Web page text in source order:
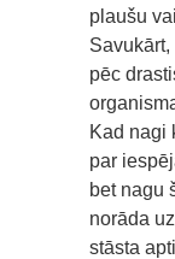
plaušu
pēc
Kad nagi
par
bet nagu
norāda
stāsta